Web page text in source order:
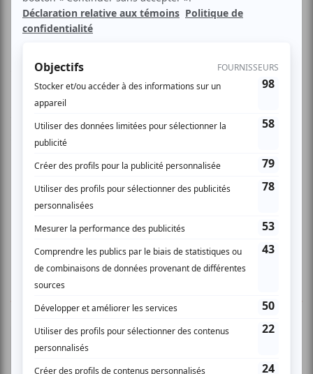
Fruitier.
Au programme:
Sonate pour violon et piano no. 1 en la mineur op.105
Fantasiestücke pour violon, violoncelle et piano op.88
Fantasiestücke pour violoncelle et piano op.73
Trio avec piano en ré mineur op.63
2 COMMENTAIRES DES MEMBRES
Benoit C. - 2010-02-23 16:04:30
Magnifique Schumann Sublime performance par
trois jeunes musiciennes classiques (pianiste,